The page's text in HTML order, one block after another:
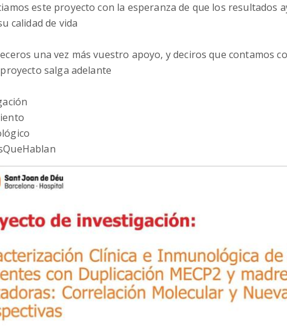
este proyecto con la esperanza de que los resultados
calidad de vida
una vez más vuestro apoyo, y deciros que contamos
salga adelante